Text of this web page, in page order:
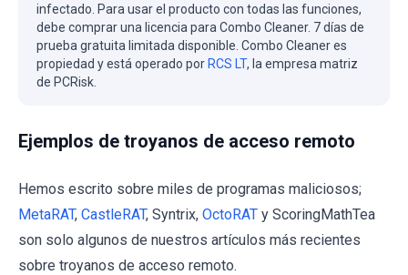
infectado. Para usar el producto con todas las funciones,
debe comprar una licencia para Combo Cleaner. 7 días de
prueba gratuita limitada disponible. Combo Cleaner es
propiedad y está operado por RCS LT, la empresa matriz
de PCRisk.
Ejemplos de troyanos de acceso remoto
Hemos escrito sobre miles de programas maliciosos;
MetaRAT, CastleRAT, Syntrix, OctoRAT y ScoringMathTea
son solo algunos de nuestros artículos más recientes
sobre troyanos de acceso remoto.